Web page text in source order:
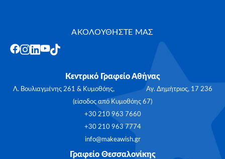
ΑΚΟΛΟΥΘΗΣΤΕ ΜΑΣ
Κεντρικό Γραφείο Αθήνας
Λ. Βουλιαγμένης 261 & Κυμοθόης, Αγ. Δημήτριος, 17 236
(είσοδος από Κυμοθόης 67)
+30 210 963 7660
+30 210 963 7774
info@makeawish.gr
Γραφείο Θεσσαλονίκης